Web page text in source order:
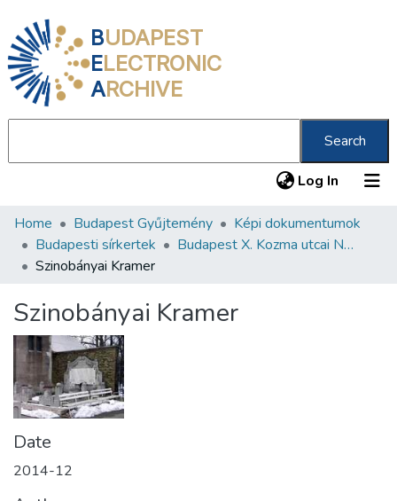
BUDAPEST
ELECTRONIC
ARCHIVE
Search
Log In (current)
Communities & Collections
All of DSpace
About us
Home Budapest Gyűjtemény
Képi dokumentumok
Budapesti sírkertek
Budapest X. Kozma utcai Neológ Zsidó Temető
Szinobányai Kramer
Szinobányai Kramer
Date
2014-12